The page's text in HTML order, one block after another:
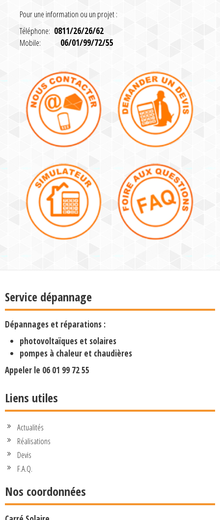
Pour une information ou un projet :
Téléphone: 0811/26/26/62
Mobile:
06/01/99/72/55
Service dépannage
Dépannages et réparations :
photovoltaïques et solaires
pompes à chaleur et chaudières
Appeler le 06 01 99 72 55
Liens utiles
Actualités
Réalisations
Devis
F.A.Q.
Nos coordonnées